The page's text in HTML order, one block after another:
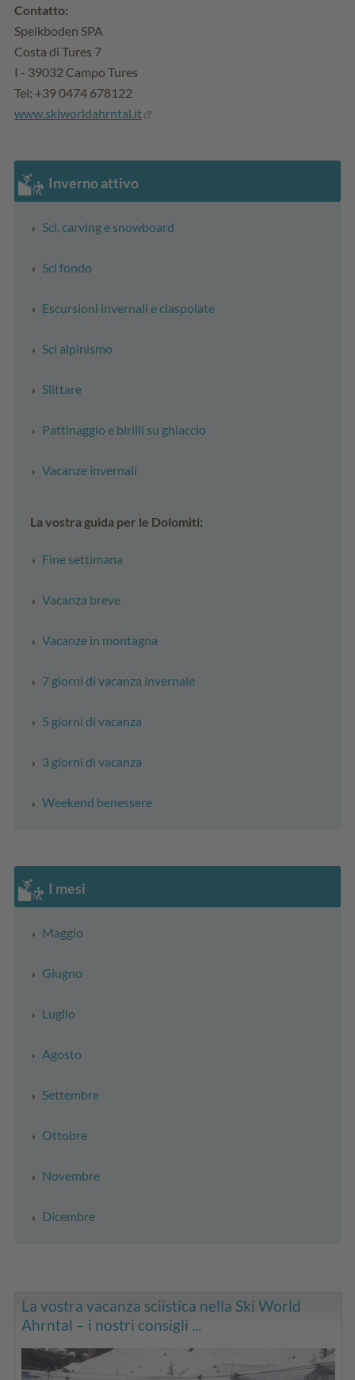
Contatto:
Speikboden SPA
Costa di Tures 7
I - 39032 Campo Tures
Tel: +39 0474 678122
www.skiworldahrntal.it
Inverno attivo
Sci, carving e snowboard
Sci fondo
Escursioni invernali e ciaspolate
Sci alpinismo
Slittare
Pattinaggio e birilli su ghiaccio
Vacanze invernali
La vostra guida per le Dolomiti:
Fine settimana
Vacanza breve
Vacanze in montagna
7 giorni di vacanza invernale
5 giorni di vacanza
3 giorni di vacanza
Weekend benessere
I mesi
Maggio
Giugno
Luglio
Agosto
Settembre
Ottobre
Novembre
Dicembre
La vostra vacanza sciistica nella Ski World
Ahrntal – i nostri consigli ...